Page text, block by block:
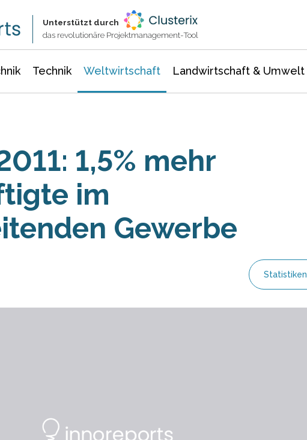
Unterstützt durch
das revolutionäre Projektmanagement-Tool
Technik Weltwirtschaft Landwirtschaft & Umwelt
1,5% mehr
im
Gewerbe
Statistiken